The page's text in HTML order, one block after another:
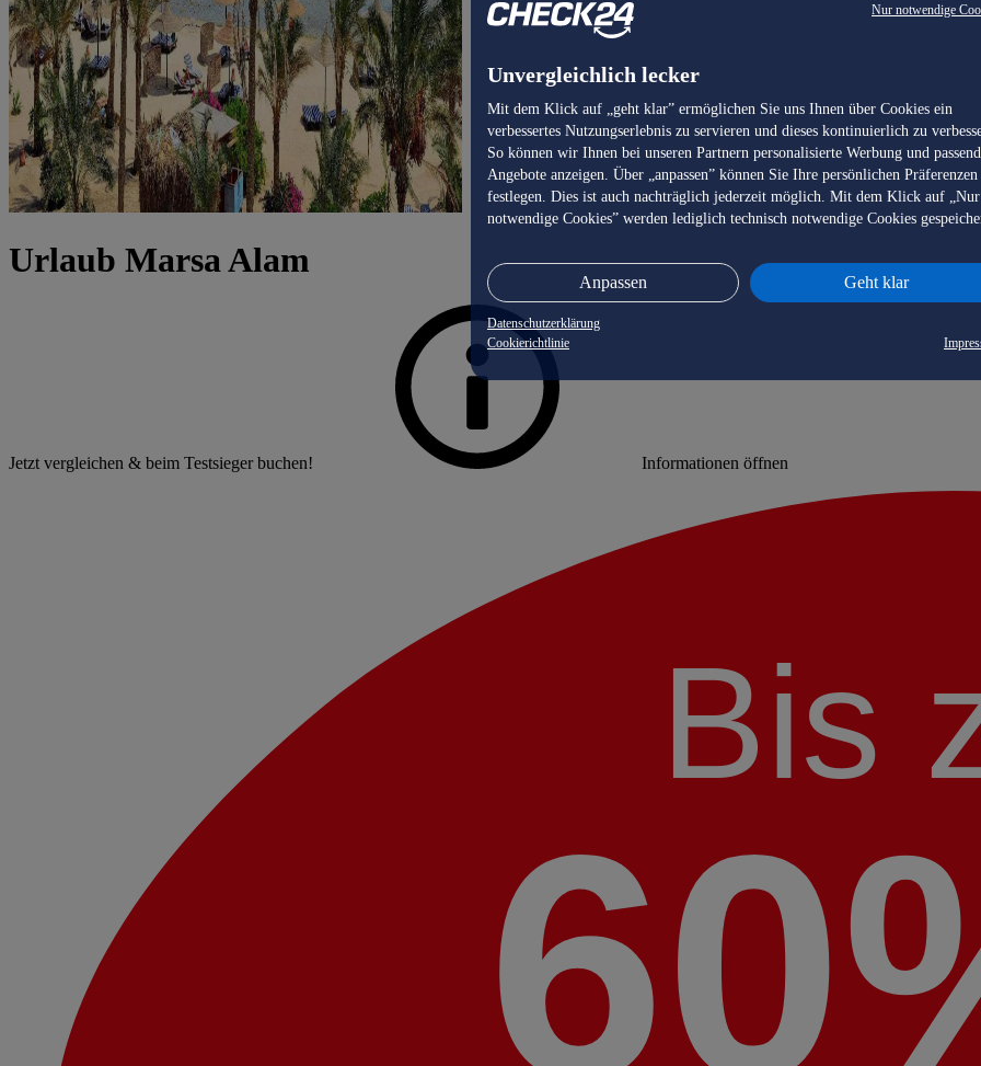
Nur notwendige
Unvergleichlich lecker
Mit dem Klick auf „geht klar” ermöglichen Sie uns Ihnen über Cookies ein
verbessertes Nutzungserlebnis zu servieren und dieses kontinuierlich zu
So können wir Ihnen bei unseren Partnern personalisierte Werbung und
Angebote anzeigen. Über „anpassen” können Sie Ihre persönlichen Präferenzen
festlegen. Dies ist auch nachträglich jederzeit möglich. Mit dem Klick auf „Nur
notwendige Cookies” werden lediglich technisch notwendige Cookies
Anpassen Geht klar
Datenschutzerklärung
Cookierichtlinie
Urlaub Marsa Alam
Jetzt vergleichen & beim Testsieger buchen! Informationen öffnen
Bis